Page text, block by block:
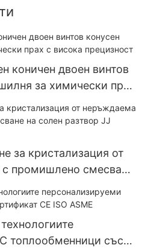
коничен двоен винтов
за химически прах
за кристализация от
промишлено смесване
топлообменници със